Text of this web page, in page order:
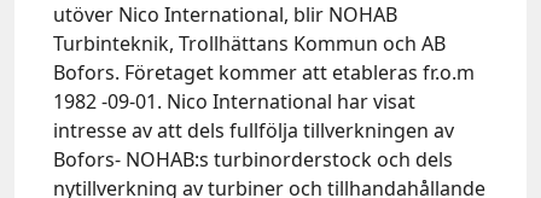
utöver Nico International, blir NOHAB
Turbinteknik, Trollhättans Kommun och AB
Bofors. Företaget kommer att etableras fr.o.m
1982 -09-01. Nico International har visat
intresse av att dels fullfölja tillverkningen av
Bofors- NOHAB:s turbinorderstock och dels
nytillverkning av turbiner och tillhandahållande